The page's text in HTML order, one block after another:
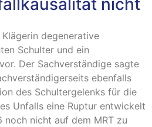
degenerative
Schulter und ein
Der Sachverständige sagte
ebenfalls
des Schultergelenks für die
Unfalls eine Ruptur entwickelt
noch nicht auf dem MRT zu